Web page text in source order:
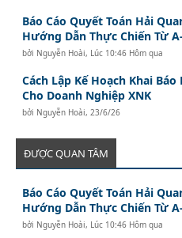
Báo Cáo Quyết Toán Hải
Hướng Dẫn Thực Chiến Từ
bởi Nguyễn Hoài, Lúc 10:46 Hôm qua
Cách Lập Kế Hoạch Khai
Cho Doanh Nghiệp XNK
bởi Nguyễn Hoài, 23/6/26
ĐƯỢC QUAN TÂM
Báo Cáo Quyết Toán Hải
Hướng Dẫn Thực Chiến Từ
bởi Nguyễn Hoài, Lúc 10:46 Hôm qua